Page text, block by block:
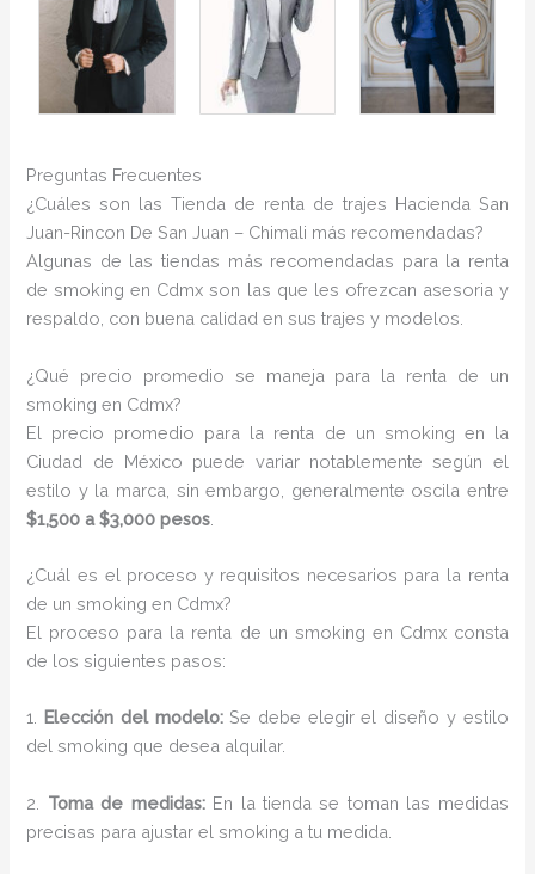
Preguntas Frecuentes
¿Cuáles son las Tienda de renta de trajes Hacienda San
Juan-Rincon De San Juan – Chimali más recomendadas?
Algunas de las tiendas más recomendadas para la renta
de smoking en Cdmx son las que les ofrezcan asesoria y
respaldo, con buena calidad en sus trajes y modelos.
¿Qué precio promedio se maneja para la renta de un
smoking en Cdmx?
El precio promedio para la renta de un smoking en la
Ciudad de México puede variar notablemente según el
estilo y la marca, sin embargo, generalmente oscila entre
$1,500 a $3,000 pesos
¿Cuál es el proceso y requisitos necesarios para la renta
de un smoking en Cdmx?
El proceso para la renta de un smoking en Cdmx consta
de los siguientes pasos:
1. Elección del modelo:Se debe elegir el diseño y estilo
del smoking que desea alquilar.
2. Toma de medidas:En la tienda se toman las medidas
precisas para ajustar el smoking a tu medida.